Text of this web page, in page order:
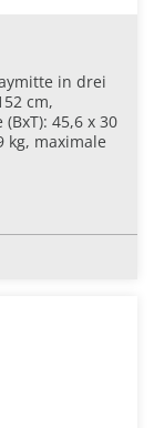
in drei
cm,
45,6 x 30
kg, maximale